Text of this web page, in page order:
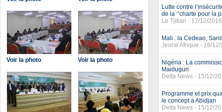
Voir la photo Voir la photo
Lutte contre
de la ‘’charte pour la
Le Tjikan - 17/12/2016
Mali : la Cedeao,
Jeune Afrique - 16/
Nigéria : La
Maiduguri
Delta News - 15/12/
Programme et prix
le concept à Abidjan
Delta News - 15/12/